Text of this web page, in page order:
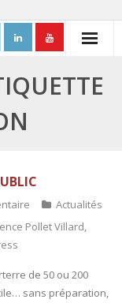
Actualités
Pollet Villard,
de 50 ou 200
sans préparation,